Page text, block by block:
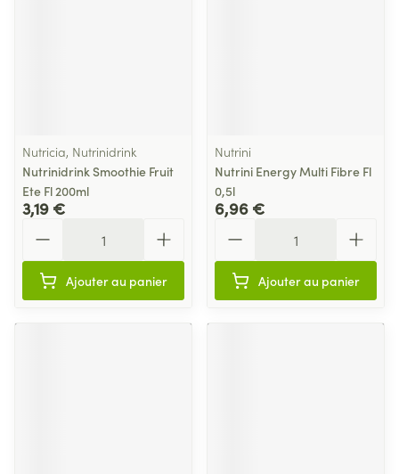
Nutricia, Nutrinidrink
Nutrinidrink Smoothie Fruit
Ete Fl 200ml
3,19 €
Ajouter au panier
Nutrini
Nutrini Energy Multi Fibre Fl
0,5l
6,96 €
Ajouter au panier